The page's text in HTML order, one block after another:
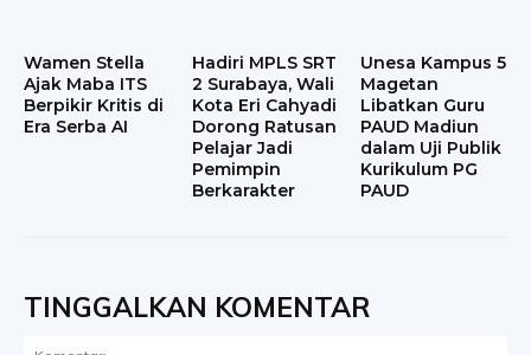
Wamen Stella
Ajak Maba ITS
Berpikir Kritis di
Era Serba AI
Hadiri MPLS SRT
2 Surabaya, Wali
Kota Eri Cahyadi
Dorong Ratusan
Pelajar Jadi
Pemimpin
Berkarakter
Unesa Kampus 5
Magetan
Libatkan Guru
PAUD Madiun
dalam Uji Publik
Kurikulum PG
PAUD
TINGGALKAN KOMENTAR